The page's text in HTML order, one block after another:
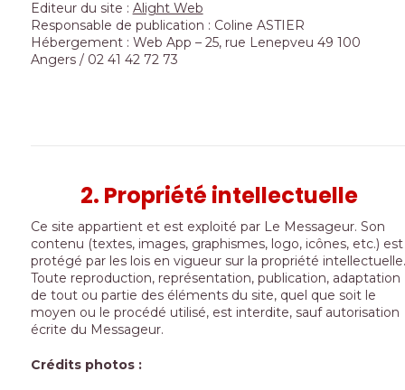
Editeur du site : Alight Web
Responsable de publication : Coline ASTIER
Hébergement : Web App – 25, rue Lenepveu 49 100
Angers / 02 41 42 72 73
2. Propriété intellectuelle
Ce site appartient et est exploité par Le Messageur. Son
contenu (textes, images, graphismes, logo, icônes, etc.) est
protégé par les lois en vigueur sur la propriété intellectuelle.
Toute reproduction, représentation, publication, adaptation
de tout ou partie des éléments du site, quel que soit le
moyen ou le procédé utilisé, est interdite, sauf autorisation
écrite du Messageur.
Crédits photos :